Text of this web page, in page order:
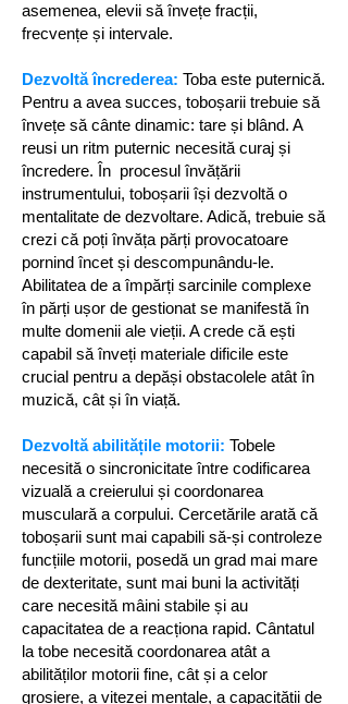
asemenea, elevii să învețe fracții,
frecvențe și intervale.
Dezvoltă încrederea: Toba este puternică.
Pentru a avea succes, toboșarii trebuie să
învețe să cânte dinamic: tare și blând. A
reusi un ritm puternic necesită curaj și
încredere. În procesul învățării
instrumentului, toboșarii își dezvoltă o
mentalitate de dezvoltare. Adică, trebuie să
crezi că poți învăța părți provocatoare
pornind încet și descompunându-le.
Abilitatea de a împărți sarcinile complexe
în părți ușor de gestionat se manifestă în
multe domenii ale vieții. A crede că ești
capabil să înveți materiale dificile este
crucial pentru a depăși obstacolele atât în ​​
muzică, cât și în viață.
Dezvoltă abilitățile motorii: Tobele
necesită o sincronicitate între codificarea
vizuală a creierului și coordonarea
musculară a corpului. Cercetările arată că
toboșarii sunt mai capabili să-și controleze
funcțiile motorii, posedă un grad mai mare
de dexteritate, sunt mai buni la activități
care necesită mâini stabile și au
capacitatea de a reacționa rapid. Cântatul
la tobe necesită coordonarea atât a
abilităților motorii fine, cât și a celor
grosiere, a vitezei mentale, a capacității de